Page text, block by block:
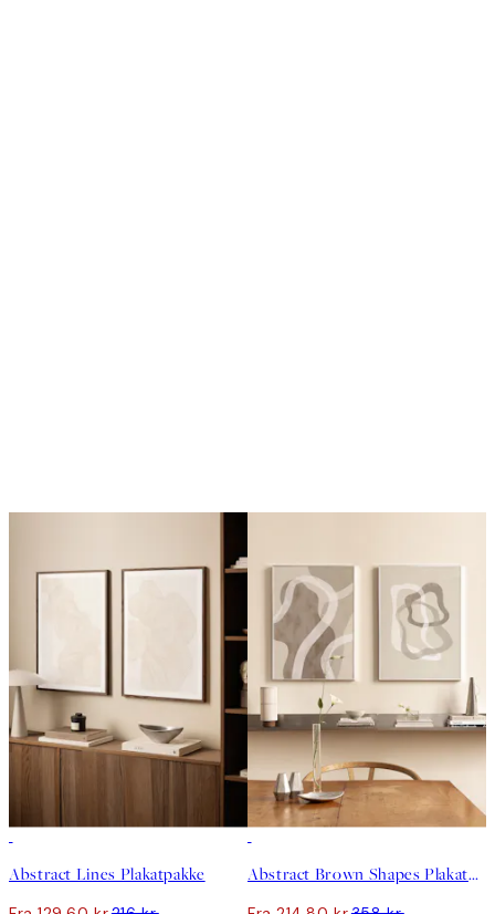
Abstract Lines Plakatpakke Abstract Brown Shapes Plakatpakke